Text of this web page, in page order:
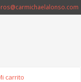
carrito